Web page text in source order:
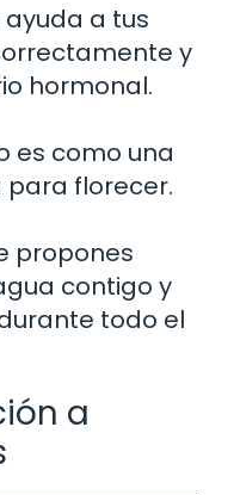
a tus
y
hormonal.
es como una
florecer.
propones
contigo y
todo el
a